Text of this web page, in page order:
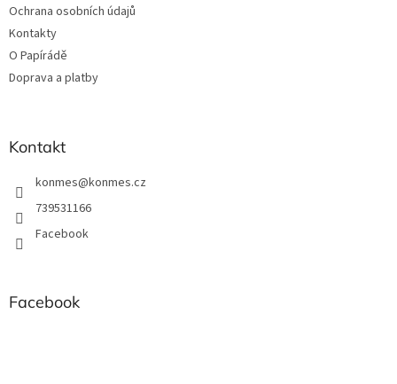
Ochrana osobních údajů
Kontakty
O Papírádě
Doprava a platby
Kontakt
konmes@konmes.cz
739531166
Facebook
Facebook